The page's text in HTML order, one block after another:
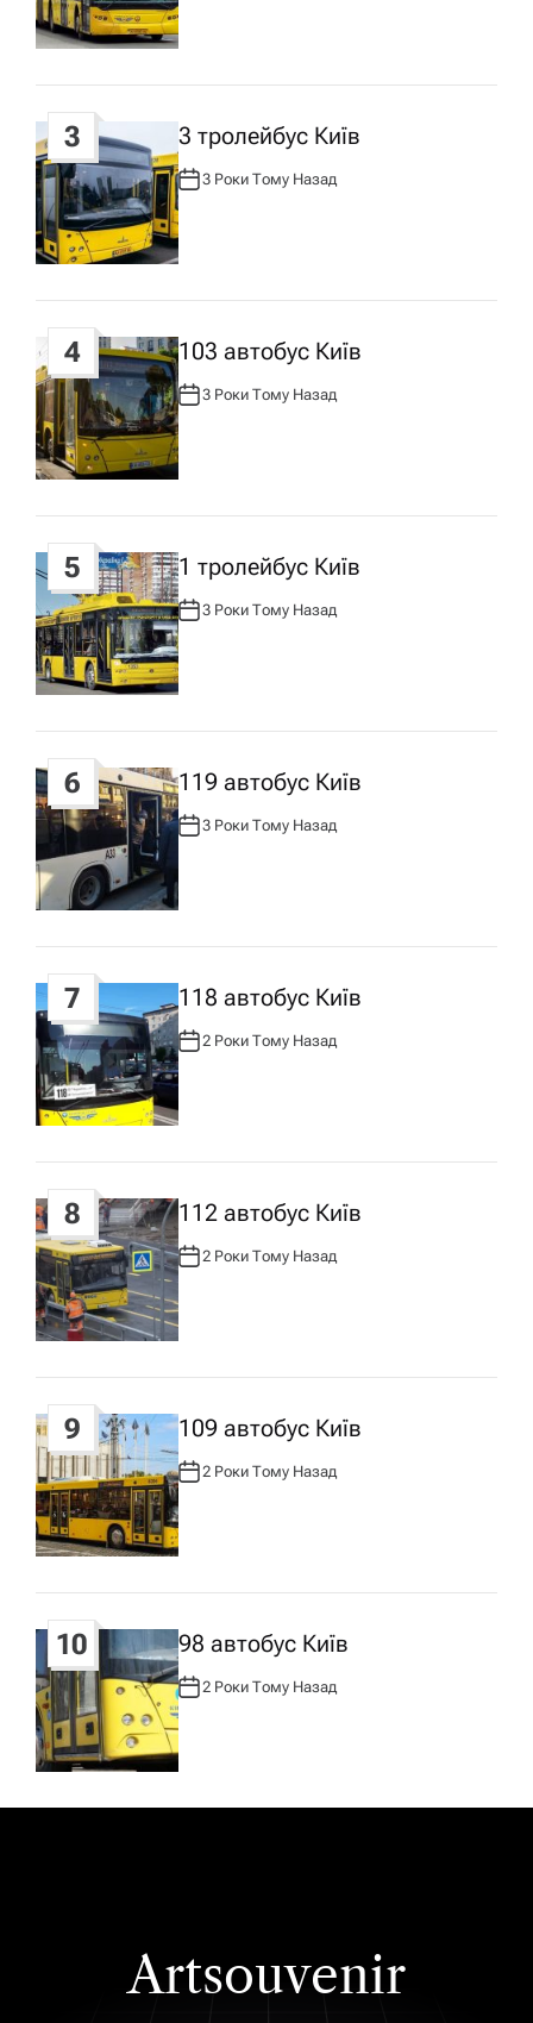
и
с
у
О
Р
:
3 3 тролейбус Київ
А
В
Т
О
Р
:
3 Роки Тому Назад
4 103 автобус Київ
А
В
Т
О
Р
:
3 Роки Тому Назад
5 1 тролейбус Київ
А
В
Т
О
Р
:
3 Роки Тому Назад
6 119 автобус Київ
А
Р
:
3 Роки Тому Назад
7 118 автобус Київ
А
В
Т
Р
:
2 Роки Тому Назад
8 112 автобус Київ
А
В
О
Р
:
2 Роки Тому Назад
9 109 автобус Київ
А
В
Т
О
Р
:
2 Роки Тому Назад
10 98 автобус Київ
А
В
Т
О
Р
:
2 Роки Тому Назад
Artsouvenir